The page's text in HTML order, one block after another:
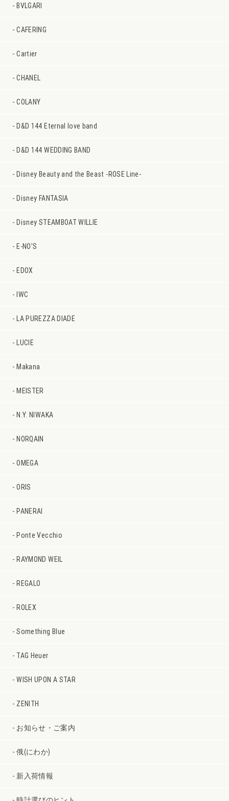
BVLGARI
CAFERING
Cartier
CHANEL
COLANY
D&D 144 Eternal love band
D&D 144 WEDDING BAND
Disney Beauty and the Beast -ROSE Line-
Disney FANTASIA
Disney STEAMBOAT WILLIE
E-NO'S
EDOX
IWC
LA PUREZZA DIADE
LUCIE
Makana
MEISTER
N.Y. NIWAKA
NORQAIN
OMEGA
ORIS
PANERAI
Ponte Vecchio
RAYMOND WEIL
REGALO
ROLEX
Something Blue
TAG Heuer
WISH UPON A STAR
ZENITH
お知らせ・ご案内
俄(にわか)
新入荷情報